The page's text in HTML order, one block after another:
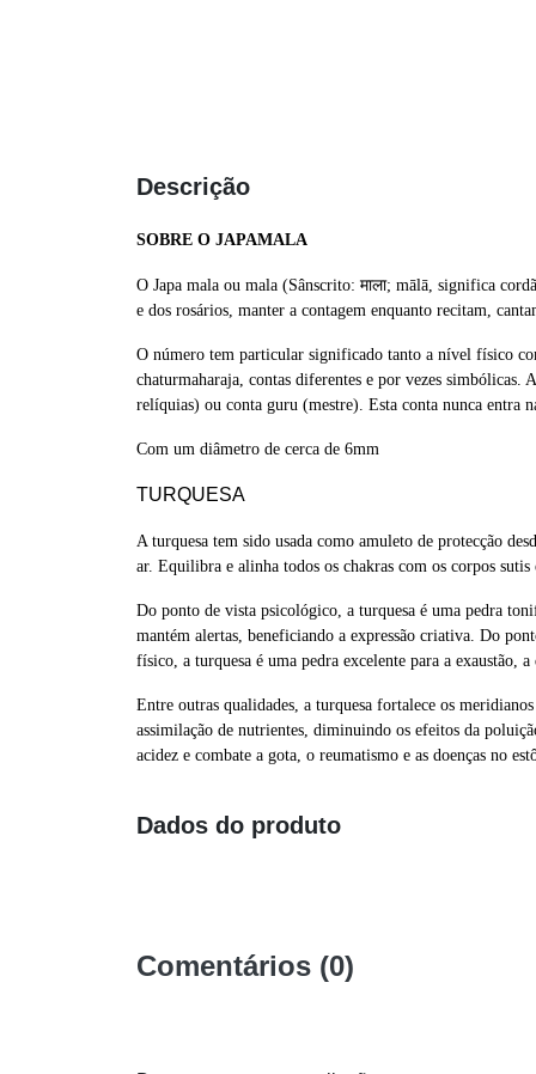
Descrição
SOBRE O JAPAMALA
O Japa mala ou mala (Sânscrito: माला; mālā, significa
e dos rosários, manter a contagem enquanto recitam,
O número tem particular significado tanto a nível físico
chaturmaharaja, contas diferentes e por vezes
relíquias) ou conta guru (mestre). Esta conta nunca
Com um diâmetro de cerca de 6mm
TURQUESA
A turquesa tem sido usada como amuleto de protecção
ar. Equilibra e alinha todos os chakras com os corpos
Do ponto de vista psicológico, a turquesa é uma pedra
mantém alertas, beneficiando a expressão criativa. Do
físico, a turquesa é uma pedra excelente para a exaustão, a
Entre outras qualidades, a turquesa fortalece os
assimilação de nutrientes, diminuindo os efeitos da
acidez e combate a gota, o reumatismo e as doenças no
Dados do produto
Comentários (0)